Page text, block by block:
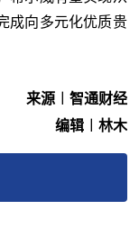
成向多元化优质贵
来源︱智通财经
编辑︱林木